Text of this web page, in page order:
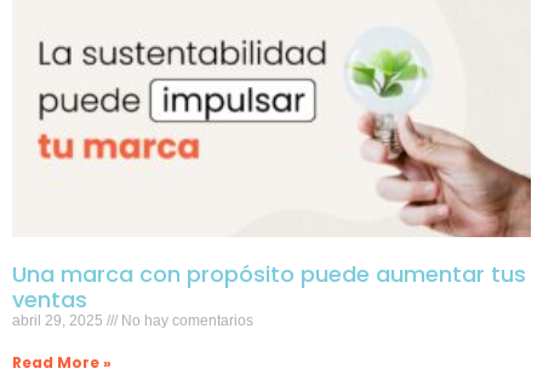
Una marca con propósito puede aumentar tus
ventas
abril 29, 2025 No hay comentarios
Read More »